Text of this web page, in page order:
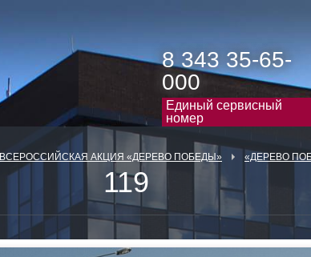
8 343 35-65-
000
Единый сервисный
номер
ВСЕРОССИЙСКАЯ АКЦИЯ «ДЕРЕВО ПОБЕДЫ» «ДЕРЕВО
119